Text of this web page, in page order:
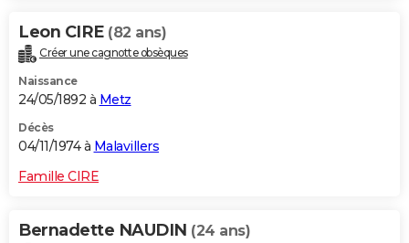
Leon CIRE (82 ans)
Créer une cagnotte obsèques
Naissance
24/05/1892 à Metz
Décès
04/11/1974 à Malavillers
Famille CIRE
Bernadette NAUDIN (24 ans)